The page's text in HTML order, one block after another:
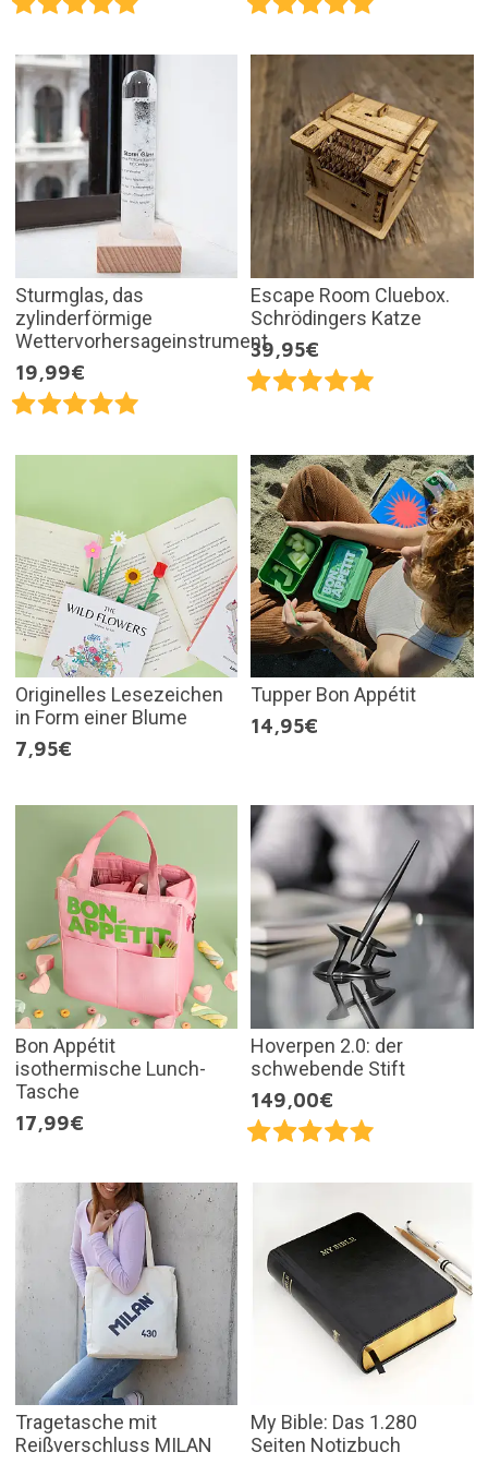
Sturmglas, das
zylinderförmige
Wettervorhersageinstrument
19,99€
Escape Room Cluebox.
Schrödingers Katze
39,95€
Originelles Lesezeichen
in Form einer Blume
7,95€
Tupper Bon Appétit
14,95€
Bon Appétit
isothermische Lunch-
Tasche
17,99€
Hoverpen 2.0: der
schwebende Stift
149,00€
Tragetasche mit
Reißverschluss MILAN
My Bible: Das 1.280
Seiten Notizbuch